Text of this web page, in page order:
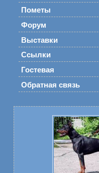
Пометы
Форум
Выставки
Ссылки
Гостевая
Обратная связь